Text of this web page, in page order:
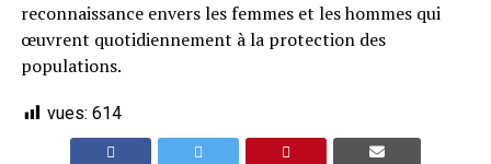
reconnaissance envers les femmes et les hommes qui
œuvrent quotidiennement à la protection des
populations.
vues: 614